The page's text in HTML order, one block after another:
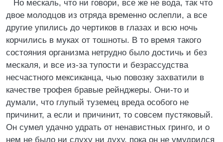
Но мескаль, что ни говори, все же не вода, так что
двое молодцов из отряда временно ослепли, а все
другие упились до чертиков в глазах и всю ночь
корчились в муках от тошноты. В то время такого
состояния организма нетрудно было достичь и без
мескаля, и все из-за тупости и безрассудства
несчастного мексиканца, чью повозку захватили в
качестве трофея бравые рейнджеры. Они-то и
думали, что глупый туземец вреда особого не
причинит, а если и причинит, то совсем пустяковый.
Он сумел удачно удрать от ненавистных гринго, и о
нем не было ни слуху ни духу, пока он не умудрился